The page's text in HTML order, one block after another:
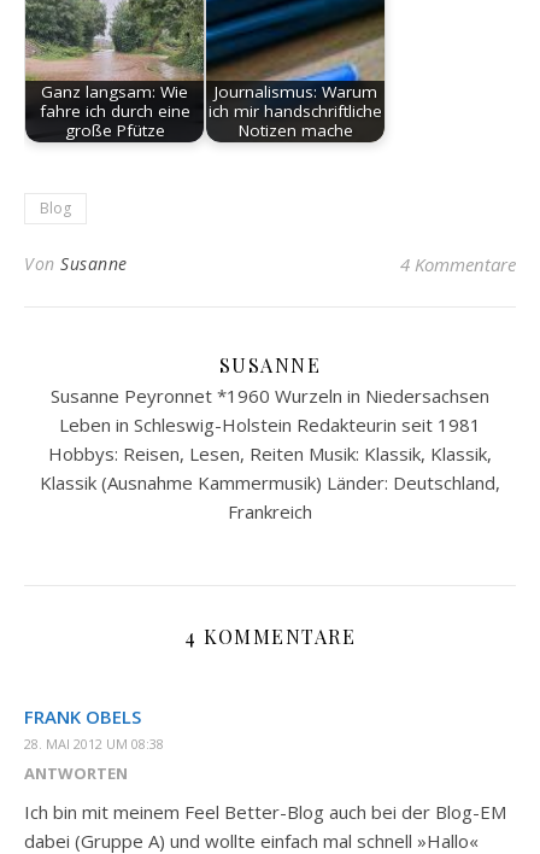
Ganz langsam: Wie
fahre ich durch eine
große Pfütze
Journalismus: Warum
ich mir handschriftliche
Notizen mache
Blog
Von Susanne 4 Kommentare
SUSANNE
Susanne Peyronnet *1960 Wurzeln in Niedersachsen
Leben in Schleswig-Holstein Redakteurin seit 1981
Hobbys: Reisen, Lesen, Reiten Musik: Klassik, Klassik,
Klassik (Ausnahme Kammermusik) Länder: Deutschland,
Frankreich
4 KOMMENTARE
FRANK OBELS
28. MAI 2012 UM 08:38
ANTWORTEN
Ich bin mit meinem Feel Better-Blog auch bei der Blog-EM
dabei (Gruppe A) und wollte einfach mal schnell »Hallo«